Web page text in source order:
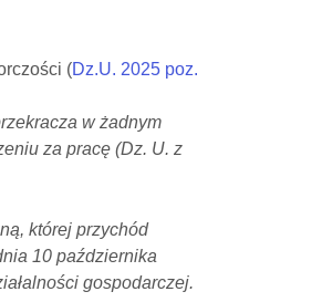
(Dz.U. 2025 poz.
w żadnym
za pracę (Dz. U. z
której przychód
10 października
gospodarczej.